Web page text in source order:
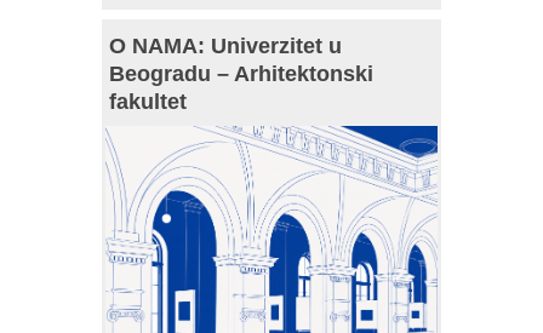
O NAMA: Univerzitet u
Beogradu – Arhitektonski
fakultet